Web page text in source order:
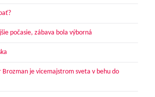
počasie, zábava bola výborná
Brozman je vicemajstrom sveta v behu do